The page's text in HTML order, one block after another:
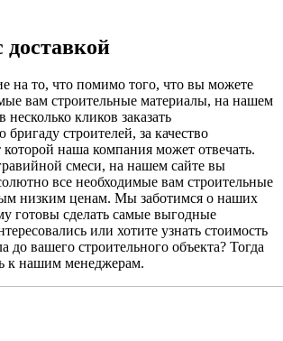
на то, что помимо того, что вы можете
вам строительные материалы, на нашем
кликов заказать
строителей, за качество
наша компания может отвечать.
смеси, на нашем сайте вы
все необходимые вам строительные
низким ценам. Мы заботимся о наших
готовы сделать самые выгодные
или хотите узнать стоимость
до вашего строительного объекта? Тогда
к нашим менеджерам.